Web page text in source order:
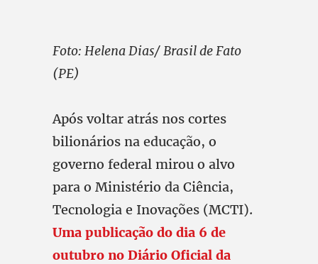
Foto: Helena Dias/ Brasil de Fato
(PE)
Após voltar atrás nos cortes
bilionários na educação, o
governo federal mirou o alvo
para o Ministério da Ciência,
Tecnologia e Inovações (MCTI).
Uma publicação do dia 6 de
outubro no Diário Oficial da